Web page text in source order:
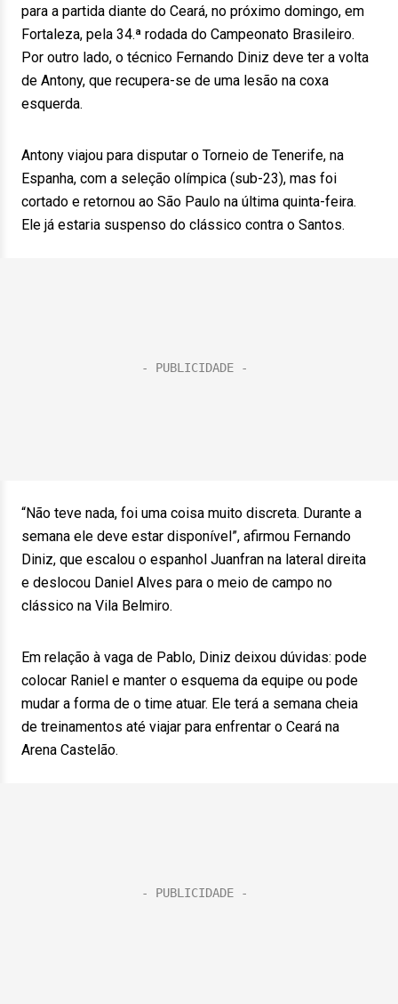
para a partida diante do Ceará, no próximo domingo, em
Fortaleza, pela 34.ª rodada do Campeonato Brasileiro.
Por outro lado, o técnico Fernando Diniz deve ter a volta
de Antony, que recupera-se de uma lesão na coxa
esquerda.
Antony viajou para disputar o Torneio de Tenerife, na
Espanha, com a seleção olímpica (sub-23), mas foi
cortado e retornou ao São Paulo na última quinta-feira.
Ele já estaria suspenso do clássico contra o Santos.
“Não teve nada, foi uma coisa muito discreta. Durante a
semana ele deve estar disponível”, afirmou Fernando
Diniz, que escalou o espanhol Juanfran na lateral direita
e deslocou Daniel Alves para o meio de campo no
clássico na Vila Belmiro.
Em relação à vaga de Pablo, Diniz deixou dúvidas: pode
colocar Raniel e manter o esquema da equipe ou pode
mudar a forma de o time atuar. Ele terá a semana cheia
de treinamentos até viajar para enfrentar o Ceará na
Arena Castelão.